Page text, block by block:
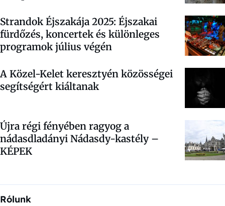
Strandok Éjszakája 2025: Éjszakai
fürdőzés, koncertek és különleges
programok július végén
A Közel-Kelet keresztyén közösségei
segítségért kiáltanak
Újra régi fényében ragyog a
nádasdladányi Nádasdy-kastély –
KÉPEK
Rólunk